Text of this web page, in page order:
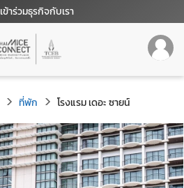
เข้าร่วมธุรกิจกับเรา
ที่พัก โรงแรม เดอะ ซายน์